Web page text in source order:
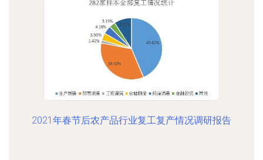
2021年春节后农产品行业复工复产情况调研报告